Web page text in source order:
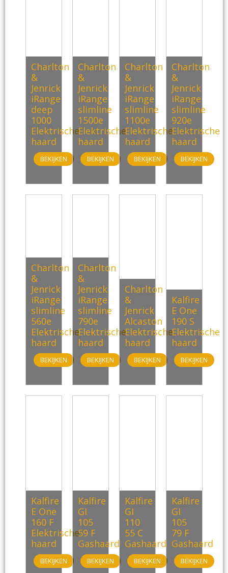
Charlton
&
Jenrick
iRange
deep
1000
Elektrische
haard
BEKIJKEN
Charlton
&
Jenrick
iRange
slimline
1500e
Elektrische
haard
BEKIJKEN
Charlton
&
Jenrick
iRange
slimline
1100e
Elektrische
haard
BEKIJKEN
Charlton
&
Jenrick
iRange
slimline
920e
Elektrische
haard
BEKIJKEN
Charlton
&
Jenrick
iRange
slimline
560e
Elektrische
haard
BEKIJKEN
Charlton
&
Jenrick
iRange
slimline
790e
Elektrische
haard
BEKIJKEN
Charlton
&
Jenrick
Alcaston
Elektrische
haard
BEKIJKEN
Kalfire
E One
190 S
Elektrische
haard
BEKIJKEN
Kalfire
E One
160 F
Elektrische
haard
BEKIJKEN
Kalfire
GI
105
59 F
Gashaard
BEKIJKEN
Kalfire
GI
110
55 C
Gashaard
BEKIJKEN
Kalfire
GI
105
79 F
Gashaard
BEKIJKEN